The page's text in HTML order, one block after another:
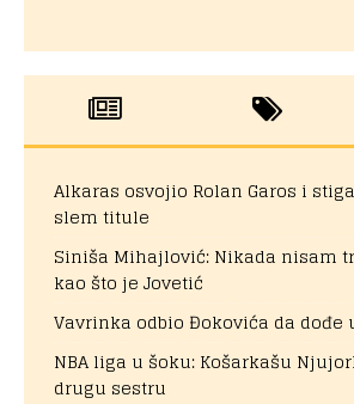
Alkaras osvojio Rolan Garos i
slem titule
Siniša Mihajlović: Nikada nisam
kao što je Jovetić
Vavrinka odbio Đokovića da dođe
NBA liga u šoku: Košarkašu
drugu sestru